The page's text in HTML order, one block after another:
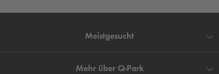
Meistgesucht
Mehr über Q-Park